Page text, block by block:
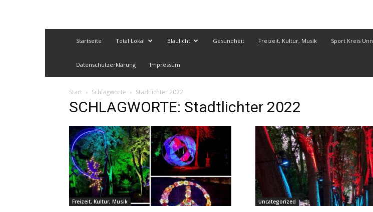
Startseite Total Lokal Blaulicht Gesundheit Freizeit, Kultur, Musik Sport Kreis
Datenschutzerklärung Impressum
Start Schlagworte Stadtlichter 2022
SCHLAGWORTE: Stadtlichter 2022
Freizeit, Kultur, Musik Uncategorized